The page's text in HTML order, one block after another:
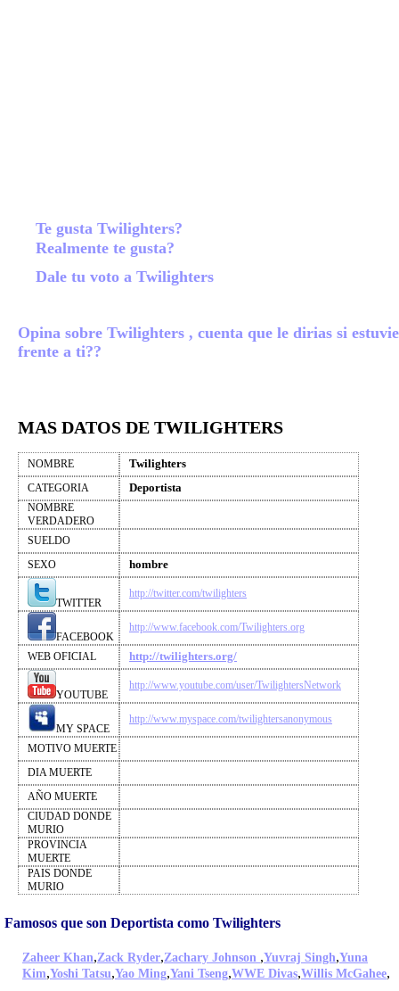
Te gusta Twilighters?
Realmente te gusta?
Dale tu voto a Twilighters
Opina sobre Twilighters , cuenta que le dirias si
frente a ti??
MAS DATOS DE TWILIGHTERS
NOMBRE Twilighters
CATEGORIA Deportista
NOMBRE
VERDADERO
SUELDO
SEXO
hombre
TWITTER
http://twitter.com/twilighters
FACEBOOK
http://www.facebook.com/Twilighters.org
WEB OFICIAL http://twilighters.org/
YOUTUBE
http://www.youtube.com/user/TwilightersNetwork
MY SPACE
http://www.myspace.com/twilightersanonymous
MOTIVO MUERTE
DIA MUERTE
AÑO MUERTE
CIUDAD DONDE
MURIO
PROVINCIA
MUERTE
PAIS DONDE
MURIO
Famosos que son Deportista como Twilighters
Zaheer Khan,Zack Ryder,Zachary Johnson ,Yuvraj Singh,Yuna
Kim,Yoshi Tatsu,Yao Ming,Yani Tseng,WWE Divas,Willis McGahee,